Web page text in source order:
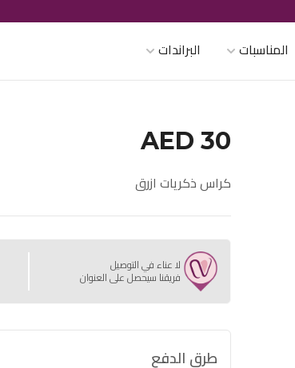
المناسبات البراندات
AED 30
كراس ذكريات ازرق
لا عناء في التوصيل
فريقنا سيحصل على العنوان
طرق الدفع